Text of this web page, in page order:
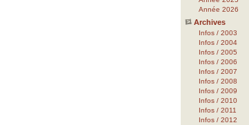
Année 2026
Archives
Infos / 2003
Infos / 2004
Infos / 2005
Infos / 2006
Infos / 2007
Infos / 2008
Infos / 2009
Infos / 2010
Infos / 2011
Infos / 2012